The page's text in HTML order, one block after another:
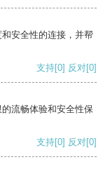
安全性的连接，并帮
支持[0] 反对[0]
流畅体验和安全性保
支持[0] 反对[0]